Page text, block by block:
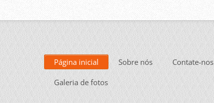
Página inicial Sobre nós Contate-nos
Galeria de fotos